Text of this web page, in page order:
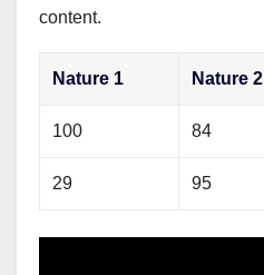
content.
Nature 1 Nature 2
100 84
29 95